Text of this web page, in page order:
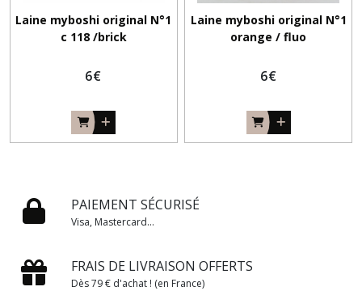
Laine myboshi original N°1
c 118 /brick
6€
Laine myboshi original N°1
orange / fluo
6€
PAIEMENT SÉCURISÉ
Visa, Mastercard...
FRAIS DE LIVRAISON OFFERTS
Dès 79 € d'achat ! (en France)